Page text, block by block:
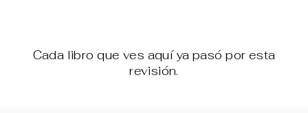
Cada libro que ves aquí ya pasó por esta
revisión.